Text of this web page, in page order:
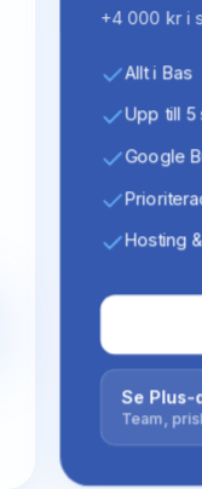
+4 000 kr i
Allt i Bas
Upp till 5
Google
Hosting
Se Plus-
Team,